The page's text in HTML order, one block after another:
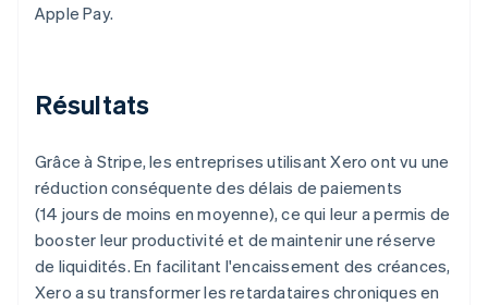
Apple Pay.
Résultats
Grâce à Stripe, les entreprises utilisant Xero ont vu une
réduction conséquente des délais de paiements
(14 jours de moins en moyenne), ce qui leur a permis de
booster leur productivité et de maintenir une réserve
de liquidités. En facilitant l'encaissement des créances,
Xero a su transformer les retardataires chroniques en